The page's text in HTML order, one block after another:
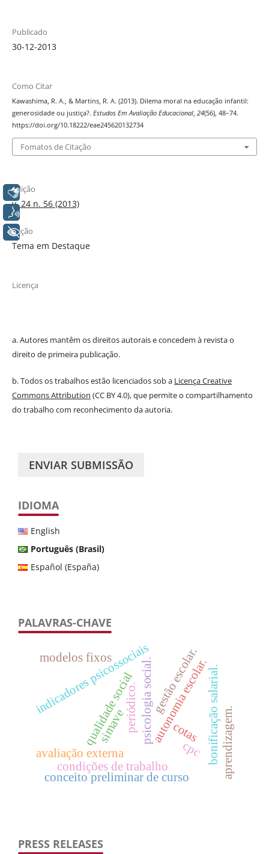
Publicado
30-12-2013
Como Citar
Kawashima, R. A., & Martins, R. A. (2013). Dilema moral na educação infantil:
generosidade ou justiça?. Estudos Em Avaliação Educacional, 24(56), 48–74.
https://doi.org/10.18222/eae245620132734
Fomatos de Citação
Edição
v. 24 n. 56 (2013)
Seção
Tema em Destaque
Licença
a. Autores mantêm os direitos autorais e concedem à revista o
direito de primeira publicação.
b. Todos os trabalhos estão licenciados sob a Licença Creative
Commons Attribution (CC BY 4.0), que permite o compartilhamento
do trabalho com reconhecimento da autoria.
ENVIAR SUBMISSÃO
IDIOMA
English
Português (Brasil)
Español (España)
PALAVRAS-CHAVE
avaliação externa
psicologia social.autonomia escolar.
condições de trabalho
bonificação salarial.
qualidade social
indicadores psicossociaisgestão escolar.
cpc
conceito preliminar de curso aprendizagem.
cotas
periódico.
modelos fixos
simave
PRESS RELEASES
Libras